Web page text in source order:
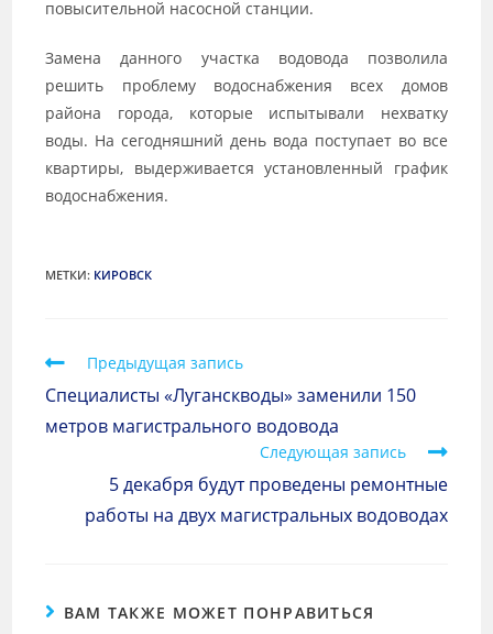
повысительной насосной станции.
Замена данного участка водовода позволила
решить проблему водоснабжения всех домов
района города, которые испытывали нехватку
воды. На сегодняшний день вода поступает во все
квартиры, выдерживается установленный график
водоснабжения.
МЕТКИ: КИРОВСК
Предыдущая запись
Специалисты «Луганскводы» заменили 150
метров магистрального водовода
Следующая запись
5 декабря будут проведены ремонтные
работы на двух магистральных водоводах
ВАМ ТАКЖЕ МОЖЕТ ПОНРАВИТЬСЯ